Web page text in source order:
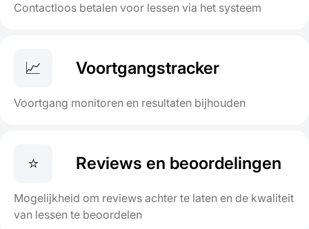
Contactloos betalen voor lessen via het systeem
📈 Voortgangstracker
Voortgang monitoren en resultaten bijhouden
⭐ Reviews en beoordelingen
Mogelijkheid om reviews achter te laten en de kwaliteit
van lessen te beoordelen